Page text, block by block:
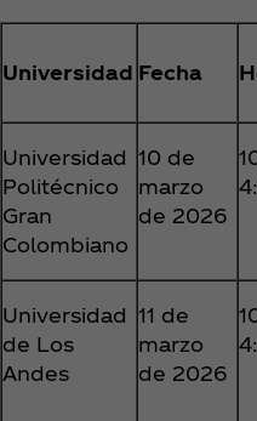
Universidad Fecha
Universidad
Politécnico
Gran
Colombiano
10 de
marzo
de 2026
Universidad
de Los
Andes
11 de
marzo
de 2026